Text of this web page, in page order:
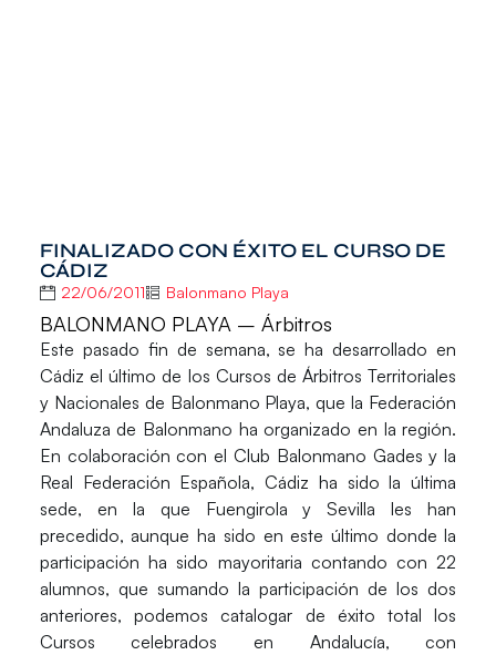
FINALIZADO CON ÉXITO EL CURSO DE
CÁDIZ
22/06/2011 Balonmano Playa
BALONMANO PLAYA – Árbitros
Este pasado fin de semana, se ha desarrollado en
Cádiz el último de los Cursos de Árbitros Territoriales
y Nacionales de Balonmano Playa, que la Federación
Andaluza de Balonmano ha organizado en la región.
En colaboración con el Club Balonmano Gades y la
Real Federación Española, Cádiz ha sido la última
sede, en la que Fuengirola y Sevilla les han
precedido, aunque ha sido en este último donde la
participación ha sido mayoritaria contando con 22
alumnos, que sumando la participación de los dos
anteriores, podemos catalogar de éxito total los
Cursos celebrados en Andalucía, con